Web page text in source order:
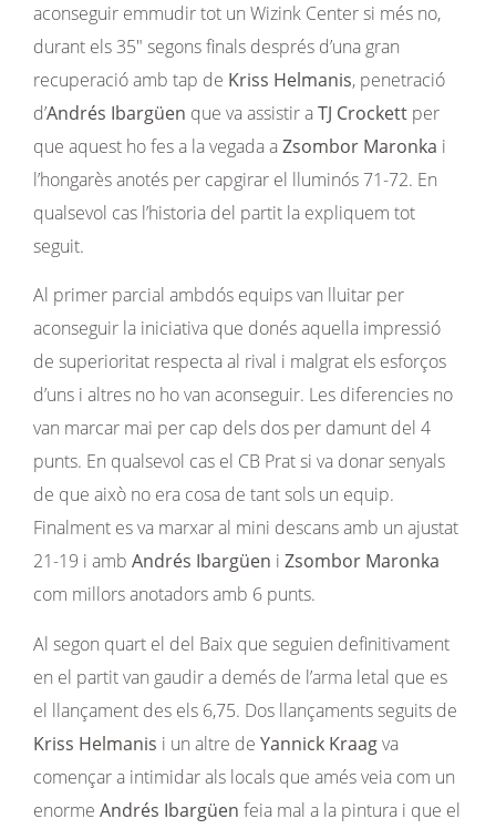
aconseguir emmudir tot un Wizink Center si més no,
durant els 35″ segons finals després d’una gran
recuperació amb tap de Kriss Helmanis, penetració
d’Andrés Ibargüen que va assistir aTJ Crockett per
que aquest ho fes a la vegada aZsombor Maronka i
l’hongarès anotés per capgirar el lluminós 71-72. En
qualsevol cas l’historia del partit la expliquem tot
seguit.
Al primer parcial ambdós equips van lluitar per
aconseguir la iniciativa que donés aquella impressió
de superioritat respecta al rival i malgrat els esforços
d’uns i altres no ho van aconseguir. Les diferencies no
van marcar mai per cap dels dos per damunt del 4
punts. En qualsevol cas el CB Prat si va donar senyals
de que això no era cosa de tant sols un equip.
Finalment es va marxar al mini descans amb un ajustat
21-19 i amb Andrés Ibargüen i Zsombor Maronka
com millors anotadors amb 6 punts.
Al segon quart el del Baix que seguien definitivament
en el partit van gaudir a demés de l’arma letal que es
el llançament des els 6,75. Dos llançaments seguits de
Kriss Helmanis i un altre de Yannick Kraagva
començar a intimidar als locals que amés veia com un
enorme Andrés Ibargüen feia mal a la pintura i que el